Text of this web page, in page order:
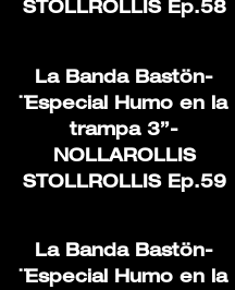
STOLLROLLIS Ep.58
La Banda Bastön-
¨Especial Humo en la
trampa 3”-
NOLLAROLLIS
STOLLROLLIS Ep.59
La Banda Bastön-
¨Especial Humo en la